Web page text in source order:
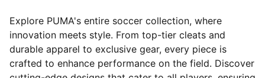
Explore PUMA's entire soccer collection, where
innovation meets style. From top-tier cleats and
durable apparel to exclusive gear, every piece is
crafted to enhance performance on the field. Discover